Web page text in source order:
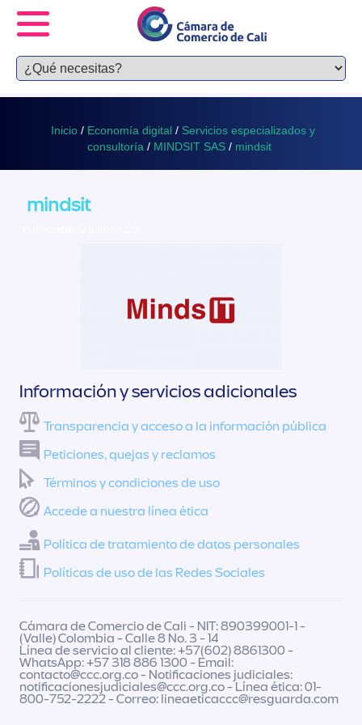
Inicio / Economía digital / Servicios especializados y
consultoría / MINDSIT SAS / mindsit
mindsit
Información y servicios adicionales
Transparencia y acceso a la información pública
Peticiones, quejas y reclamos
Términos y condiciones de uso
Accede a nuestra línea ética
Política de tratamiento de datos personales
Políticas de uso de las Redes Sociales
Cámara de Comercio de Cali - NIT: 890399001-1 -
(Valle) Colombia - Calle 8 No. 3 - 14
Línea de servicio al cliente: +57(602) 8861300 -
WhatsApp: +57 318 886 1300 - Email:
contacto@ccc.org.co- Notificaciones judiciales:
notificacionesjudiciales@ccc.org.co- Línea ética: 01-
800-752-2222 - Correo: lineaeticaccc@resguarda.com